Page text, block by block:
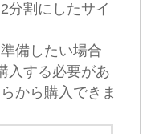
分割にしたサイ
備したい場合
入する必要があ
から購入できま